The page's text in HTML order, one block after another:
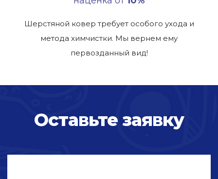
Шерстяной ковер требует особого ухода и
метода химчистки. Мы вернем ему
первозданный вид!
Оставьте заявку